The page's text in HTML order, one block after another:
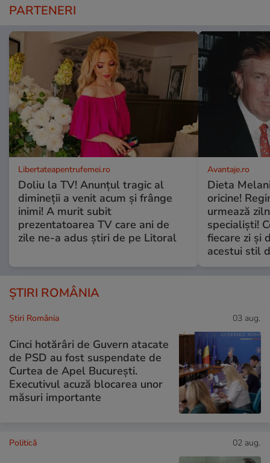
PARTENERI
Libertateapentrufemei.ro
Doliu la TV! Anunțul tragic al
dimineții a venit acum și frânge
inimi! A murit subit
prezentatoarea TV care ani de
zile ne-a adus știri de pe Litoral
Avantaje.ro
Dieta
oricine!
urmează
specialiști!
fiecare zi și
acestui stil
ȘTIRI ROMÂNIA
Știri România 03 aug.
Cinci hotărâri de Guvern atacate
de PSD au fost suspendate de
Curtea de Apel București.
Executivul acuză blocarea unor
măsuri importante
Politică 02 aug.